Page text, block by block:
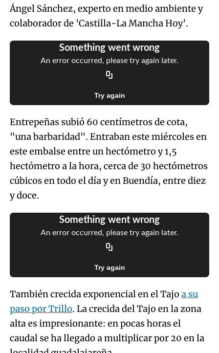
Ángel Sánchez, experto en medio ambiente y
colaborador de 'Castilla-La Mancha Hoy'.
Something went wrong
An error occurred, please try again later.
Try again
Entrepeñas subió 60 centímetros de cota,
"una barbaridad". Entraban este miércoles en
este embalse entre un hectómetro y 1,5
hectómetro a la hora, cerca de 30 hectómetros
cúbicos en todo el día y en Buendía, entre diez
y doce.
Something went wrong
An error occurred, please try again later.
Try again
También crecida exponencial en el Tajo a su
paso por Trillo. La crecida del Tajo en la zona
alta es impresionante: en pocas horas el
caudal se ha llegado a multiplicar por 20 en la